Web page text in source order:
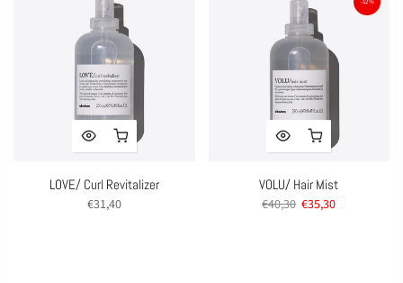
LOVE/ Curl Revitalizer
€31,40
-12%
VOLU/ Hair Mist
€40,30 €35,30